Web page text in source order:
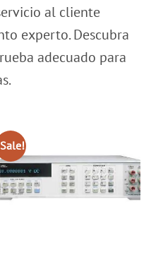
al cliente
experto. Descubra
adecuado para